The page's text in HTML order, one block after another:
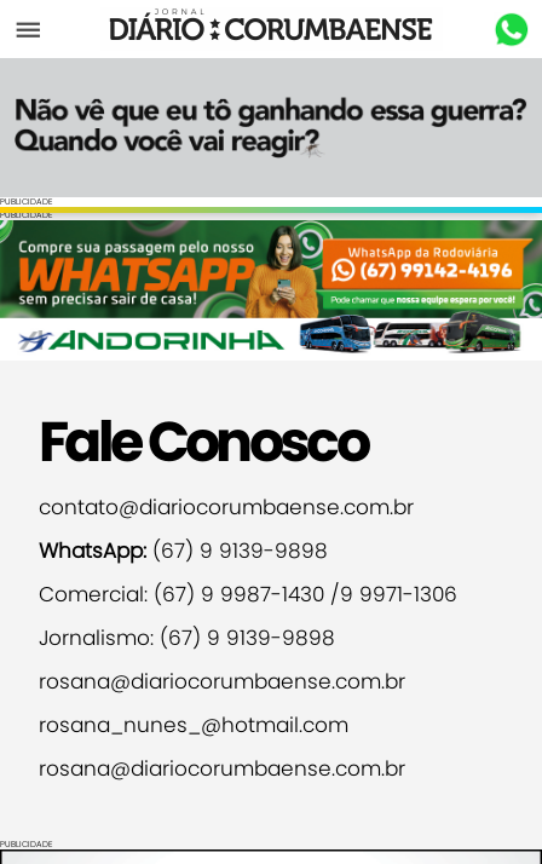
Menu
PUBLICIDADE
PUBLICIDADE
Fale Conosco
contato@diariocorumbaense.com.br
WhatsApp: (67) 9 9139-9898
Comercial: (67) 9 9987-1430 /9 9971-1306
Jornalismo: (67) 9 9139-9898
rosana@diariocorumbaense.com.br
rosana_nunes_@hotmail.com
rosana@diariocorumbaense.com.br
PUBLICIDADE